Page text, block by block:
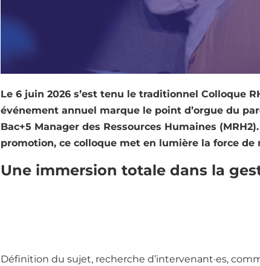
Le 6 juin 2026 s’est tenu le traditionnel Colloque
événement annuel marque le point d’orgue du
Bac+5 Manager des Ressources Humaines
promotion, ce colloque met en lumière la force de
Une immersion totale dans la
Définition du sujet, recherche d’intervenant·es,